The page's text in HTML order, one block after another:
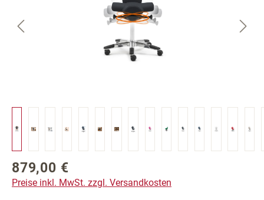
Regulärer Preis:
879,00 €
Preise inkl. MwSt. zzgl. Versandkosten